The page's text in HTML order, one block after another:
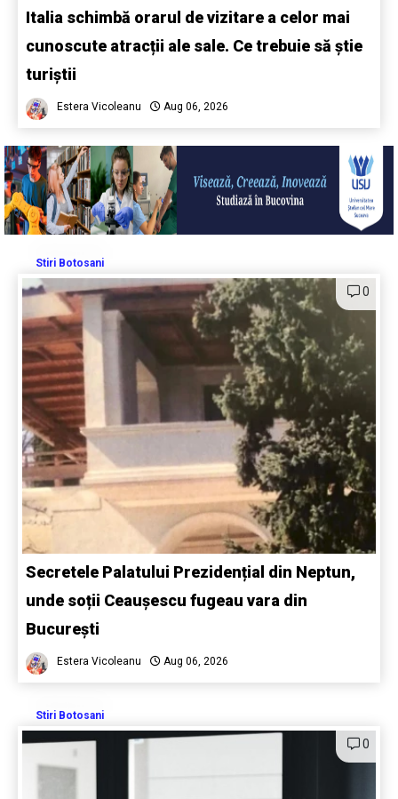
Italia schimbă orarul de vizitare a celor mai
cunoscute atracții ale sale. Ce trebuie să știe
turiștii
Estera Vicoleanu Aug 06, 2026
Stiri Botosani
0
Secretele Palatului Prezidențial din Neptun,
unde soții Ceaușescu fugeau vara din
București
Estera Vicoleanu Aug 06, 2026
Stiri Botosani
0